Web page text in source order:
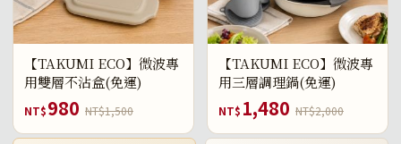
【TAKUMI ECO】微波專
用雙層不沾盒(免運)
NT$980 NT$1,500
【TAKUMI ECO】微波專
用三層調理鍋(免運)
NT$ 1,480 NT$2,000